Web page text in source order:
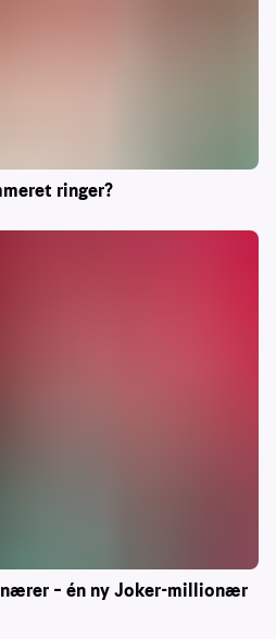
ringer?
– én ny Joker-millionær